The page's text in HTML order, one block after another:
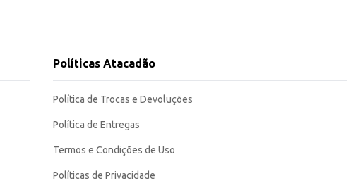
Políticas Atacadão
Política de Trocas e Devoluções
Política de Entregas
Termos e Condições de Uso
Políticas de Privacidade